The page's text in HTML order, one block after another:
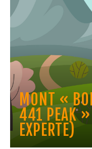
MONT «
441 PEAK »
EXPERTE)